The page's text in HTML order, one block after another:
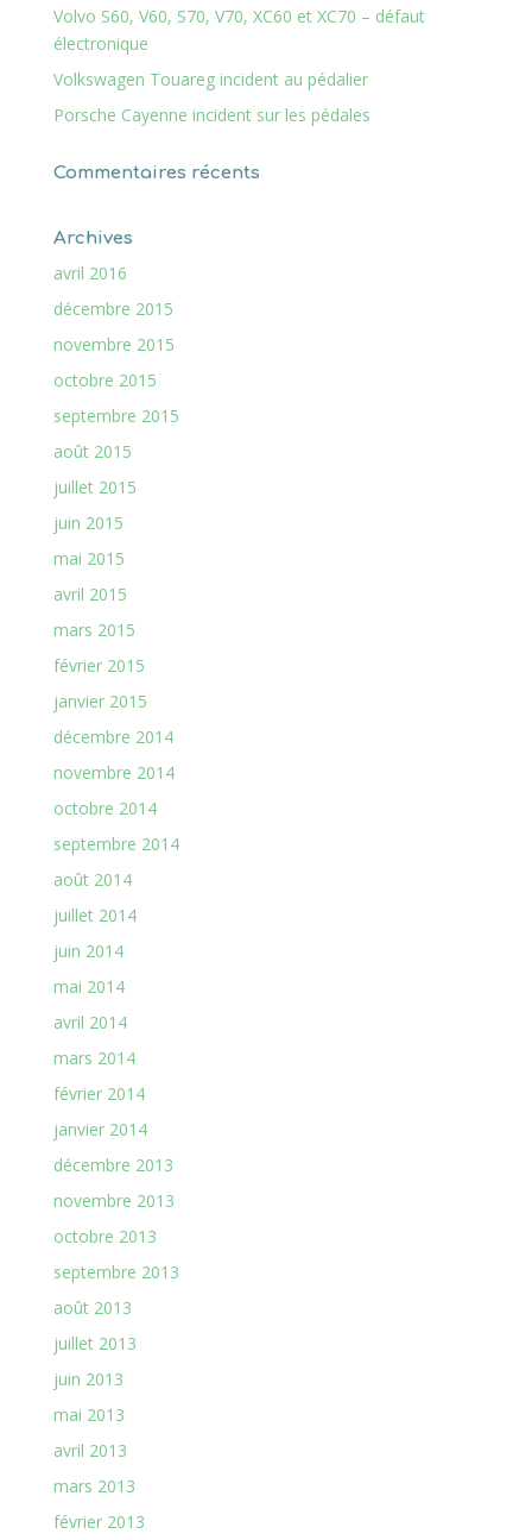
Volvo S60, V60, S70, V70, XC60 et XC70 – défaut
électronique
Volkswagen Touareg incident au pédalier
Porsche Cayenne incident sur les pédales
Commentaires récents
Archives
avril 2016
décembre 2015
novembre 2015
octobre 2015
septembre 2015
août 2015
juillet 2015
juin 2015
mai 2015
avril 2015
mars 2015
février 2015
janvier 2015
décembre 2014
novembre 2014
octobre 2014
septembre 2014
août 2014
juillet 2014
juin 2014
mai 2014
avril 2014
mars 2014
février 2014
janvier 2014
décembre 2013
novembre 2013
octobre 2013
septembre 2013
août 2013
juillet 2013
juin 2013
mai 2013
avril 2013
mars 2013
février 2013